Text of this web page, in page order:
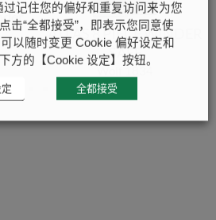
ATLAS 8 PIECE WINDER
SAFE
Wolf 1834
记住您的偏好和重复访问来为您
击“全都接受”，即表示您同意使
以随时变更 Cookie 偏好设定和
方的【Cookie 设定】按钮。
全都接受